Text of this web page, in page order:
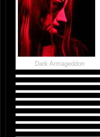
Dark Armageddon